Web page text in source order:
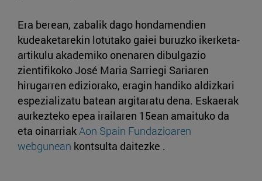
Era berean, zabalik dago hondamendien
kudeaketarekin lotutako gaiei buruzko ikerketa-
artikulu akademiko onenaren dibulgazio
zientifikoko José Maria Sarriegi Sariaren
hirugarren ediziorako, eragin handiko aldizkari
espezializatu batean argitaratu dena. Eskaerak
aurkezteko epea irailaren 15ean amaituko da
eta oinarriakAon Spain Fundazioaren
webgunean kontsulta daitezke .